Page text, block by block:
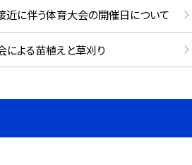
近に伴う体育大会の開催日について
による苗植えと草刈り